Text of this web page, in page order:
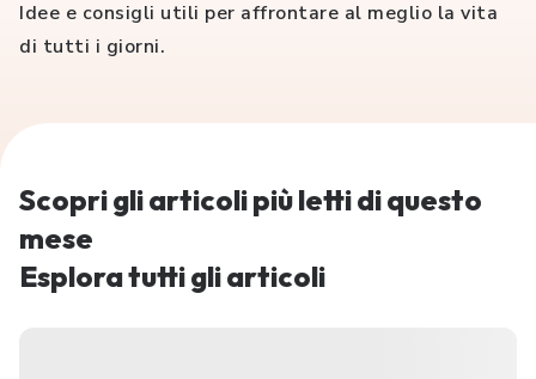
Idee e consigli utili per affrontare al meglio la vita
di tutti i giorni.
Scopri gli articoli più letti di questo
mese
Esplora tutti gli articoli